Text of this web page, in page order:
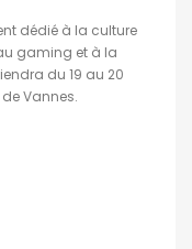
dédié à la culture
gaming et à la
du 19 au 20
Vannes.